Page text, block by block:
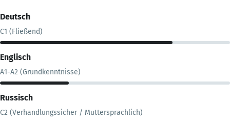
Deutsch
C1 (Fließend)
Englisch
A1-A2 (Grundkenntnisse)
Russisch
C2 (Verhandlungssicher / Muttersprachlich)